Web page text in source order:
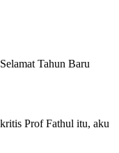
Tahun Baru
Prof Fathul itu, aku